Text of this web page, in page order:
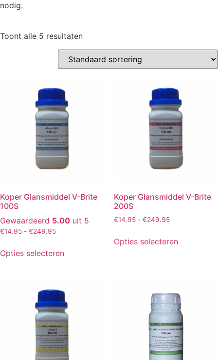
nodig.
Toont alle 5 resultaten
Koper Glansmiddel V-Brite
100S
Gewaardeerd 5.00 uit 5
€14.95 - €249.95
Opties selecteren
Koper Glansmiddel V-Brite
200S
€14.95 - €249.95
Opties selecteren